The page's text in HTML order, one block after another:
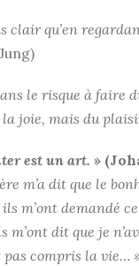
clair qu’en
le risque à faire
la joie, mais du
est un art. »
m’a dit que le
m’ont demandé
m’ont dit que je
pas compris la vie…